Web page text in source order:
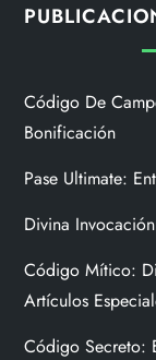
Código De
Bonificación
Pase Ultimate:
Divina
Código Mítico:
Artículos
Código Secreto: